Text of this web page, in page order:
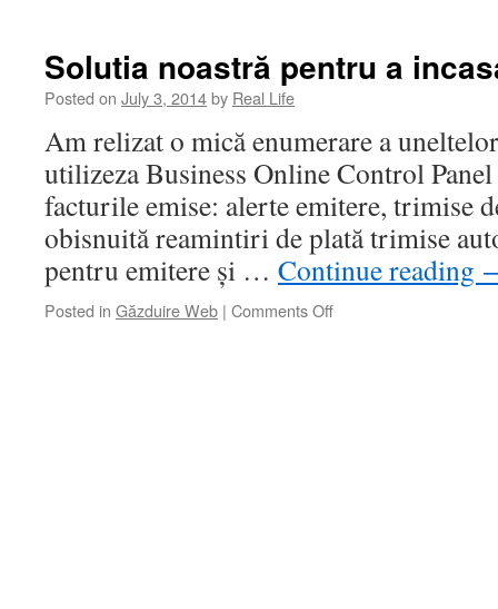
date
facturare
CUI
Solutia noastră pentru a
Posted on July 3, 2014by Real Life
Am relizat o mică enumerare a
utilizeza Business Online Control
facturile emise: alerte emitere, trimise
obisnuită reamintiri de plată trimise
pentru emitere și … Continue reading
Posted in Găzduire Web | Comments Offon